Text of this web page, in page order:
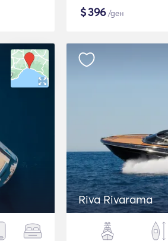
$396/ден
Riva Rivarama